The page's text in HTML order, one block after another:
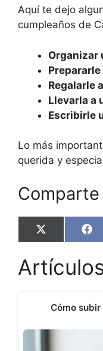
Aquí te dejo
cumpleaños de
Organizar
Regalarle
Llevarla a
Escribirle
Lo más
querida y
Share
on
X
(
w
i
e
on
F
a
e
b
k
Cómo